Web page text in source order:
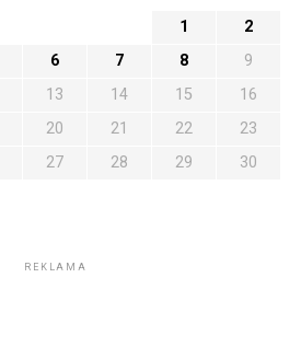
1
2
6 7 8
9
13 14 15
16
20 21 22
23
27 28 29
30
REKLAMA